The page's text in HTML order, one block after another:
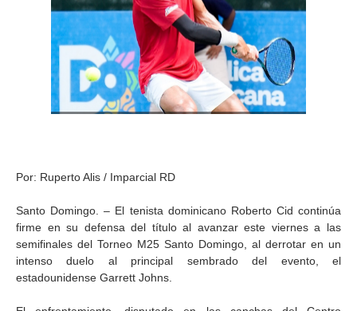
Por: Ruperto Alis / Imparcial RD
Santo Domingo. – El tenista dominicano Roberto Cid continúa
firme en su defensa del título al avanzar este viernes a las
semifinales del Torneo M25 Santo Domingo, al derrotar en un
intenso duelo al principal sembrado del evento, el
estadounidense Garrett Johns.